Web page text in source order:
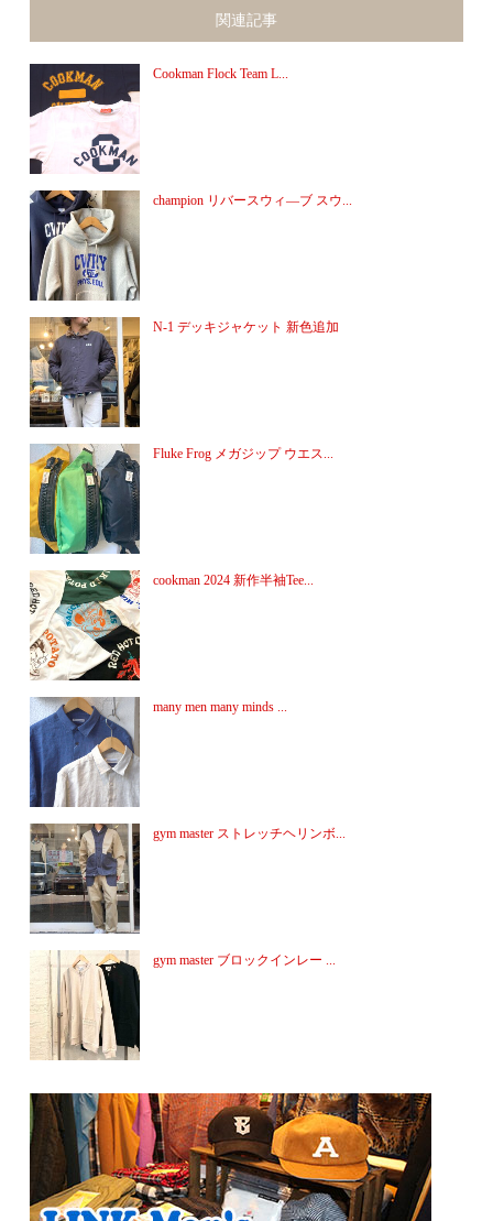
関連記事
Cookman Flock Team L...
champion リバースウィ―ブ スウ...
N-1 デッキジャケット 新色追加
Fluke Frog メガジップ ウエス...
cookman 2024 新作半袖Tee...
many men many minds ...
gym master ストレッチヘリンボ...
gym master ブロックインレー ...